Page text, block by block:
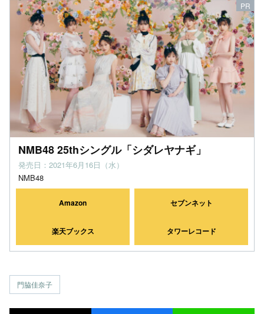
NMB48 25thシングル「シダレヤナギ」
発売日：2021年6月16日（水）
NMB48
Amazon セブンネット
楽天ブックス タワーレコード
門脇佳奈子